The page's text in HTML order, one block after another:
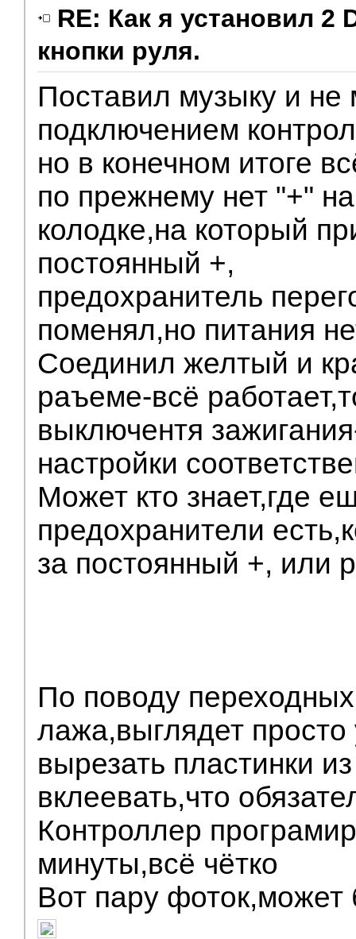
RE: Как я установил 2
кнопки руля.
Поставил музыку и не
подключением
но в конечном итоге
по прежнему нет "+"
колодке,на который
постоянный +,
предохранитель
поменял,но питания
Соединил желтый и
раъеме-всё
выключентя
настройки
Может кто знает,где
предохранители
за постоянный +, или
По поводу
лажа,выглядет просто
вырезать пластинки
вклеевать,что
Контроллер
минуты,всё чётко
Вот пару фоток,может